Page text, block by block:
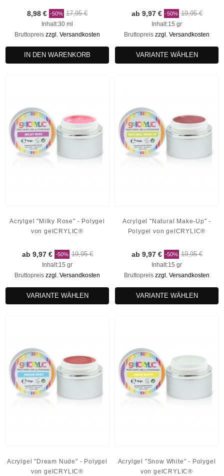
8,98 € -50% 17,95 €
Inhalt:30 ml
Bruttopreis zzgl. Versandkosten
IN DEN WARENKORB
ab 9,97 € -50% 19,95 €
Inhalt:15 gr
Bruttopreis zzgl. Versandkosten
VARIANTE WÄHLEN
Acrylgel "Milky Rose" - Polygel
von gelCRYLIC®
ab 9,97 € -50% 19,95 €
Inhalt:15 gr
Bruttopreis zzgl. Versandkosten
VARIANTE WÄHLEN
Acrylgel "Natural Make-Up" -
Polygel von gelCRYLIC®
ab 9,97 € -50% 19,95 €
Inhalt:15 gr
Bruttopreis zzgl. Versandkosten
VARIANTE WÄHLEN
Acrylgel "Dream Nude" - Polygel
von gelCRYLIC®
Acrylgel "Snow White" - Polygel
von gelCRYLIC®